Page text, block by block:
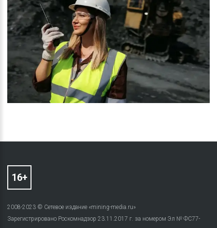
2008-2023 © Сетевое издание «mining-media.ru»
Зарегистрировано Роскомнадзор 23.11.2017 г. за номером Эл № ФС77-